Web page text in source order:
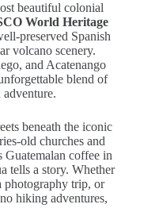
beautiful colonial
World Heritage
preserved Spanish
volcano scenery.
and Acatenango
blend of
beneath the iconic
old churches and
coffee in
tells a story. Whether
photography trip, or
hiking adventures,